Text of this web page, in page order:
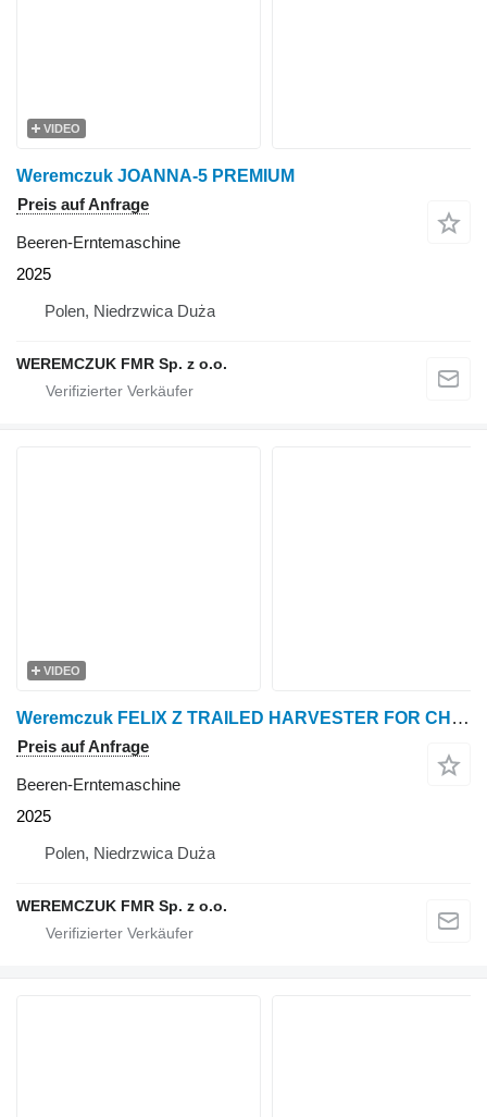
VIDEO
Weremczuk JOANNA-5 PREMIUM
Preis auf Anfrage
Beeren-Erntemaschine
2025
Polen, Niedrzwica Duża
WEREMCZUK FMR Sp. z o.o.
VIDEO
Weremczuk FELIX Z TRAILED HARVESTER FOR CHERRIES AND APPLES
Preis auf Anfrage
Beeren-Erntemaschine
2025
Polen, Niedrzwica Duża
WEREMCZUK FMR Sp. z o.o.